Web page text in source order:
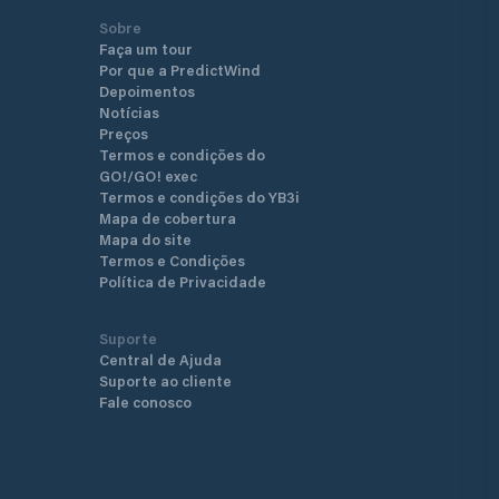
Sobre
Faça um tour
Por que a PredictWind
Depoimentos
Notícias
Preços
Termos e condições do
GO!/GO! exec
Termos e condições do YB3i
Mapa de cobertura
Mapa do site
Termos e Condições
Política de Privacidade
Suporte
Central de Ajuda
Suporte ao cliente
Fale conosco